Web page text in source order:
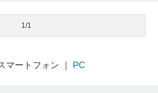
1/1
マートフォン ｜ PC